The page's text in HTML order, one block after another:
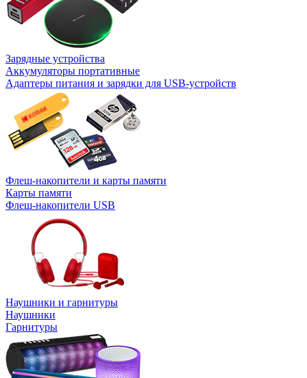
Зарядные устройства
Аккумуляторы портативные
Адаптеры питания и зарядки для USB-устройств
Флеш-накопители и карты памяти
Карты памяти
Флеш-накопители USB
Наушники и гарнитуры
Наушники
Гарнитуры